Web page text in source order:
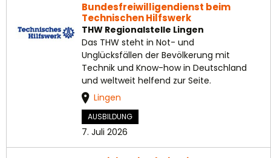
Bundesfreiwilligendienst beim
Technischen Hilfswerk
THW Regionalstelle Lingen
Das THW steht in Not- und
Unglücksfällen der Bevölkerung mit
Technik und Know-how in Deutschland
und weltweit helfend zur Seite.
Lingen
AUSBILDUNG
7. Juli 2026